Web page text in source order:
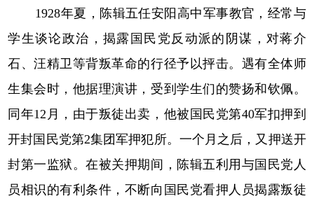
1928年夏，陈辑五任安阳高中军事教官，经常与
学生谈论政治，揭露国民党反动派的阴谋，对蒋介
石、汪精卫等背叛革命的行径予以抨击。遇有全体师
生集会时，他据理演讲，受到学生们的赞扬和钦佩。
同年12月，由于叛徒出卖，他被国民党第40军扣押到
开封国民党第2集团军押犯所。一个月之后，又押送开
封第一监狱。在被关押期间，陈辑五利用与国民党人
员相识的有利条件，不断向国民党看押人员揭露叛徒